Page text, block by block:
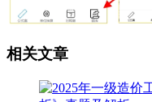
相关文章